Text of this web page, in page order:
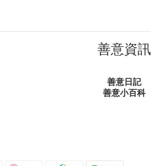
善意資訊
善意日記
善意小百科